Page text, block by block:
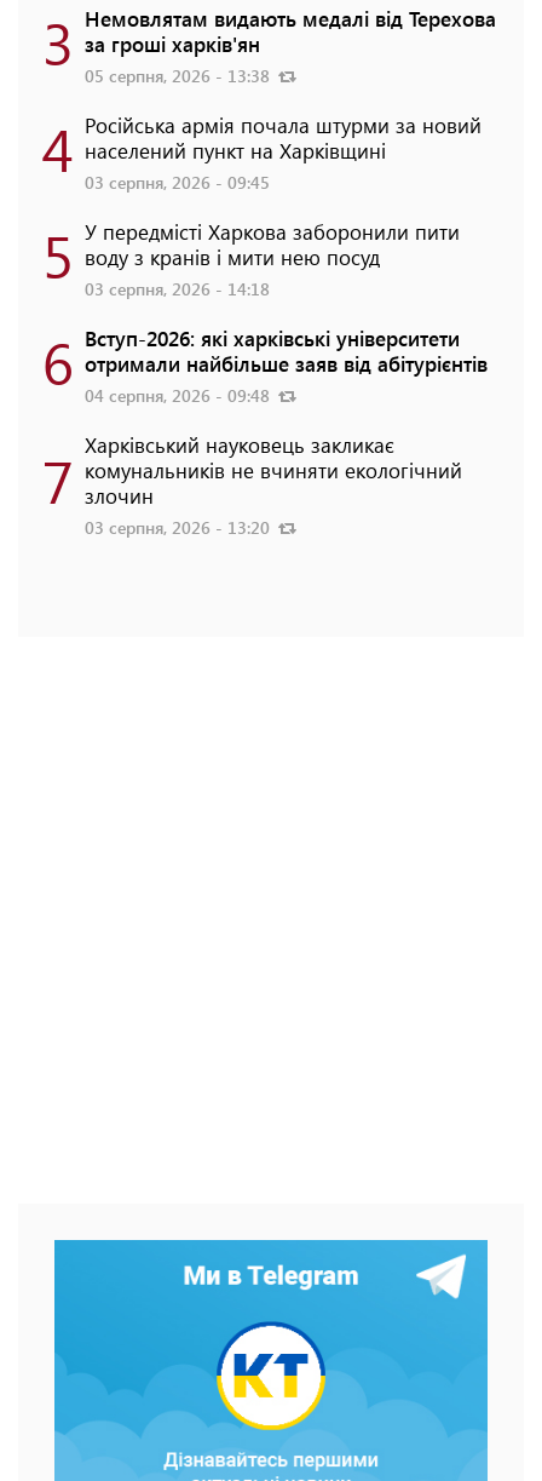
3 Немовлятам видають медалі від Терехова
за гроші харків'ян
05 серпня, 2026 - 13:38
4 Російська армія почала штурми за новий
населений пункт на Харківщині
03 серпня, 2026 - 09:45
5 У передмісті Харкова заборонили пити
воду з кранів і мити нею посуд
03 серпня, 2026 - 14:18
6 Вступ-2026: які харківські університети
отримали найбільше заяв від абітурієнтів
04 серпня, 2026 - 09:48
7 Харківський науковець закликає
комунальників не вчиняти екологічний
злочин
03 серпня, 2026 - 13:20